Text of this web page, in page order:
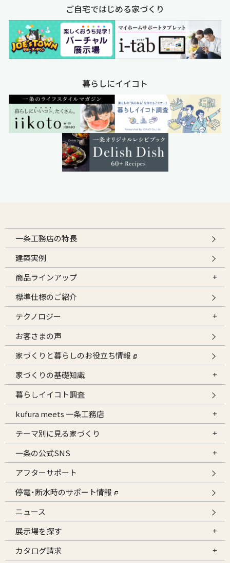
ご自宅ではじめる家づくり
暮らしにイイコト
一条工務店の特長
建築実例
商品ラインアップ
標準仕様のご紹介
テクノロジー
お客さまの声
家づくりと暮らしのお役立ち情報
家づくりの基礎知識
暮らしイイコト調査
kufura meets 一条工務店
テーマ別に見る家づくり
一条の公式SNS
アフターサポート
停電・断水時のサポート情報
ニュース
展示場を探す
カタログ請求